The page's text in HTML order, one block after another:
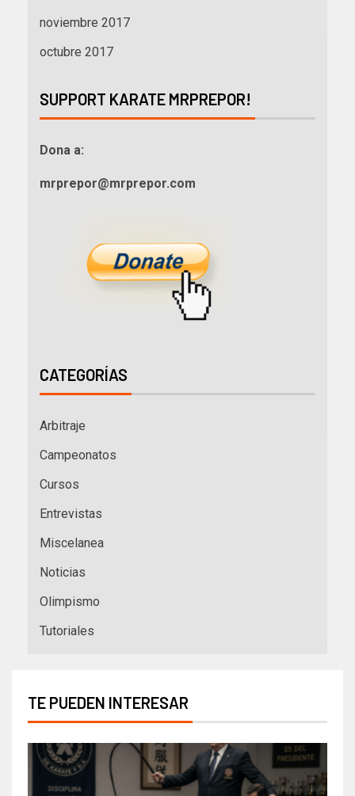
noviembre 2017
octubre 2017
SUPPORT KARATE MRPREPOR!
Dona a:
mrprepor@mrprepor.com
CATEGORÍAS
Arbitraje
Campeonatos
Cursos
Entrevistas
Miscelanea
Noticias
Olimpismo
Tutoriales
TE PUEDEN INTERESAR